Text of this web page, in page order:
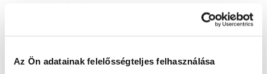
Az Ön adatainak felelősségteljes felhasználása
a kézhátat és a körmöket.
FORMÁTUM